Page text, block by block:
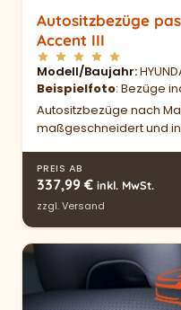
Autositzbezüge
Accent III
Modell/Baujahr
Beispielfoto: Bezüge
Autositzbezüge nach
maßgeschneidert und
PREIS AB
337,99 € inkl. MwSt.
zzgl.Versand